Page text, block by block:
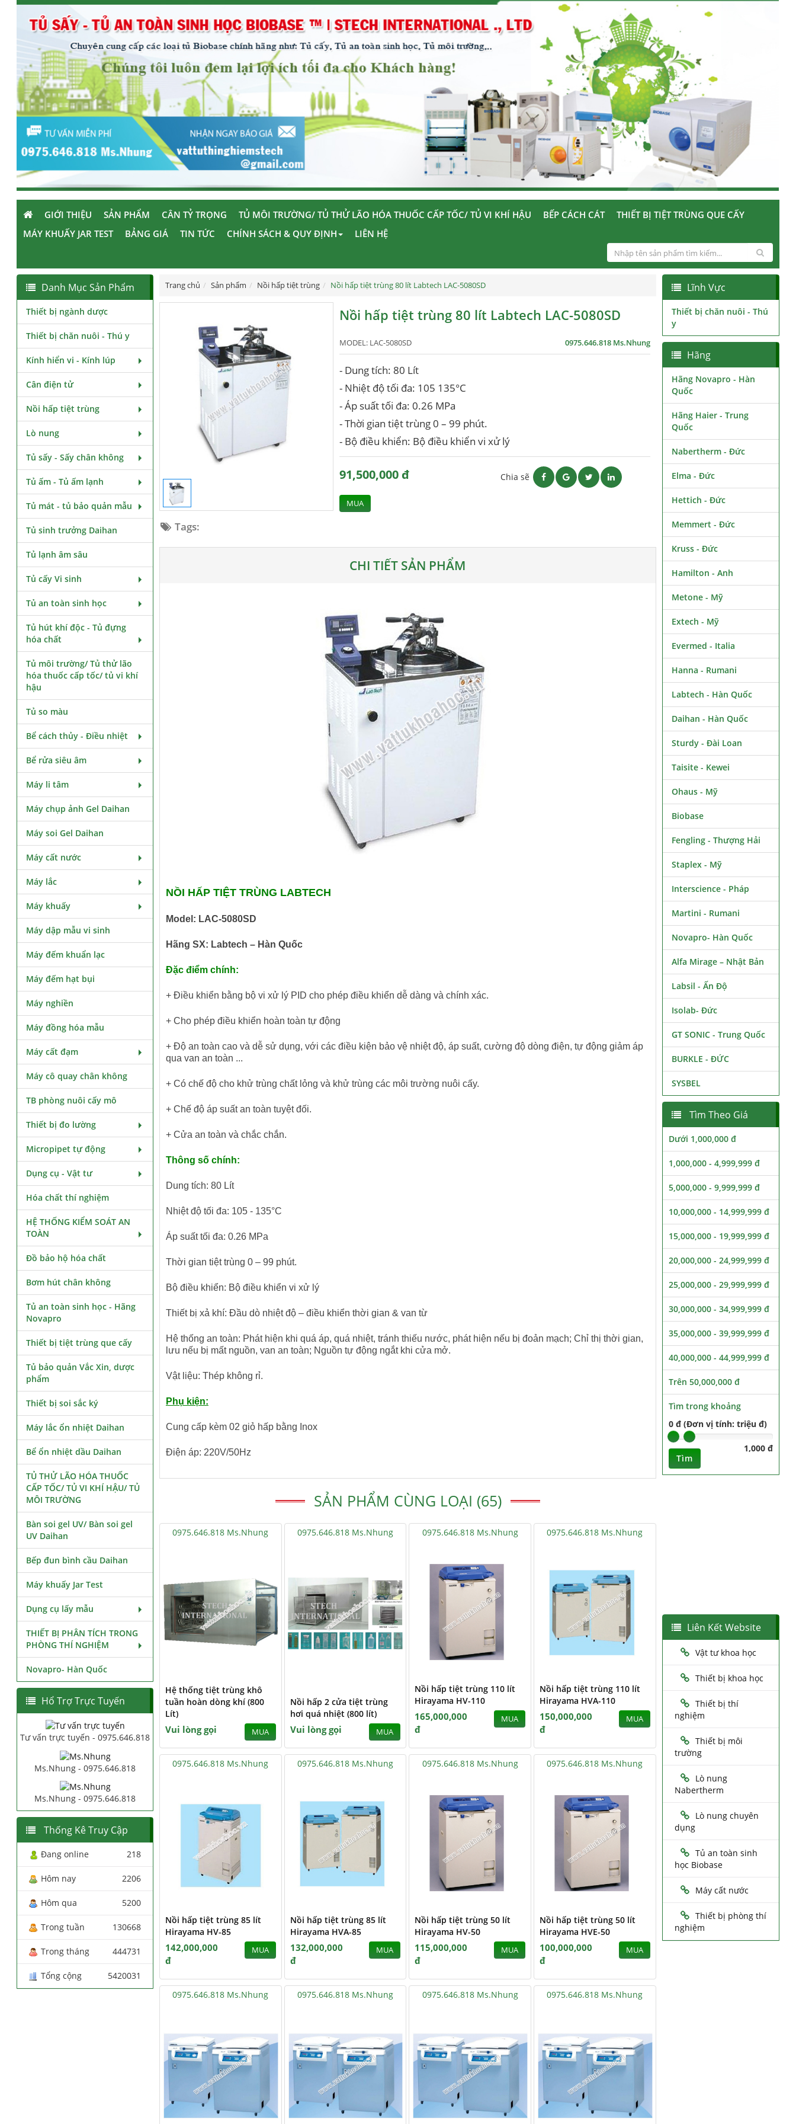
GIỚI THIỆU SẢN PHẨM CÂN TỶ TRỌNG TỦ MÔI TRƯỜNG/ TỦ THỬ LÃO HÓA THUỐC CẤP TỐC/ TỦ VI KHÍ HẬU BẾP CÁCH CÁT
THIẾT BỊ TIỆT TRÙNG QUE CẤY
MÁY KHUẤY JAR TEST
BẢNG GIÁ TIN TỨC CHÍNH SÁCH & QUY ĐỊNH LIÊN HỆ
Trang chủ Sản phẩm Nồi hấp tiệt trùng Nồi hấp tiệt trùng 80 lít Labtech LAC-5080SD
Nồi hấp tiệt trùng 80 lít Labtech LAC-5080SD
MODEL: LAC-5080SD 0975.646.818 Ms.Nhung
- Dung tích: 80 Lít
- Nhiệt độ tối đa: 105 135°C
- Áp suất tối đa: 0.26 MPa
- Thời gian tiệt trùng 0 – 99 phút.
- Bộ điều khiển: Bộ điều khiển vi xử lý
91,500,000 đ
MUA
Chia sẽ
Tags:
CHI TIẾT SẢN PHẨM
NỒI HẤP TIỆT TRÙNG LABTECH
Model: LAC-5080SD
Hãng SX: Labtech – Hàn Quốc
Đặc điểm chính:
+ Điều khiển bằng bộ vi xử lý PID cho phép điều khiển dễ dàng và chính xác.
+ Cho phép điều khiển hoàn toàn tự động
+ Độ an toàn cao và dễ sử dụng, với các điều kiện bảo vệ nhiệt độ, áp suất, cường độ dòng điện, tự động giảm áp
qua van an toàn ...
+ Có chế độ cho khử trùng chất lỏng và khử trùng các môi trường nuôi cấy.
+ Chế độ áp suất an toàn tuyệt đối.
+ Cửa an toàn và chắc chắn.
Thông số chính:
Dung tích: 80 Lít
Nhiệt độ tối đa: 105 - 135°C
Áp suất tối đa: 0.26 MPa
Thời gian tiệt trùng 0 – 99 phút.
Bộ điều khiển: Bộ điều khiển vi xử lý
Thiết bị xả khí: Đầu dò nhiệt độ – điều khiển thời gian & van từ
Hệ thống an toàn: Phát hiện khi quá áp, quá nhiệt, tránh thiếu nước, phát hiện nếu bị đoản mạch; Chỉ thị thời gian,
lưu nếu bị mất nguồn, van an toàn; Nguồn tự động ngắt khi cửa mở.
Vật liệu: Thép không rỉ.
Phụ kiện:
Cung cấp kèm 02 giỏ hấp bằng Inox
Điện áp: 220V/50Hz
SẢN PHẨM CÙNG LOẠI (65)
0975.646.818 Ms.Nhung
Hệ thống tiệt trùng khô
tuần hoàn dòng khí (800
Lít)
Vui lòng gọi MUA
0975.646.818 Ms.Nhung
Nồi hấp 2 cửa tiệt trùng
hơi quá nhiệt (800 lít)
Vui lòng gọi MUA
0975.646.818 Ms.Nhung
Nồi hấp tiệt trùng 110 lít
Hirayama HV-110
165,000,000
đ
MUA
0975.646.818 Ms.Nhung
Nồi hấp tiệt trùng 110 lít
Hirayama HVA-110
150,000,000
đ
MUA
0975.646.818 Ms.Nhung
Nồi hấp tiệt trùng 85 lít
Hirayama HV-85
142,000,000
đ
MUA
0975.646.818 Ms.Nhung
Nồi hấp tiệt trùng 85 lít
Hirayama HVA-85
132,000,000
đ
MUA
0975.646.818 Ms.Nhung
Nồi hấp tiệt trùng 50 lít
Hirayama HV-50
115,000,000
đ
MUA
0975.646.818 Ms.Nhung
Nồi hấp tiệt trùng 50 lít
Hirayama HVE-50
100,000,000
đ
MUA
0975.646.818 Ms.Nhung 0975.646.818 Ms.Nhung 0975.646.818 Ms.Nhung 0975.646.818 Ms.Nhung
Danh Mục Sản Phẩm
Thiết bị ngành dược
Thiết bị chăn nuôi - Thú y
Kính hiển vi - Kính lúp
Cân điện tử
Nồi hấp tiệt trùng
Lò nung
Tủ sấy - Sấy chân không
Tủ ấm - Tủ ấm lạnh
Tủ mát - tủ bảo quản mẫu
Tủ sinh trưởng Daihan
Tủ lạnh âm sâu
Tủ cấy Vi sinh
Tủ an toàn sinh học
Tủ hút khí độc - Tủ đựng
hóa chất
Tủ môi trường/ Tủ thử lão
hóa thuốc cấp tốc/ tủ vi khí
hậu
Tủ so màu
Bể cách thủy - Điều nhiệt
Bể rửa siêu âm
Máy li tâm
Máy chụp ảnh Gel Daihan
Máy soi Gel Daihan
Máy cất nước
Máy lắc
Máy khuấy
Máy dập mẫu vi sinh
Máy đếm khuẩn lạc
Máy đếm hạt bụi
Máy nghiền
Máy đồng hóa mẫu
Máy cất đạm
Máy cô quay chân không
TB phòng nuôi cấy mô
Thiết bị đo lường
Micropipet tự động
Dụng cụ - Vật tư
Hóa chất thí nghiệm
HỆ THỐNG KIỂM SOÁT AN
TOÀN
Đồ bảo hộ hóa chất
Bơm hút chân không
Tủ an toàn sinh học - Hãng
Novapro
Thiết bị tiệt trùng que cấy
Tủ bảo quản Vắc Xin, dược
phẩm
Thiết bị soi sắc ký
Máy lắc ổn nhiệt Daihan
Bể ổn nhiệt dầu Daihan
TỦ THỬ LÃO HÓA THUỐC
CẤP TỐC/ TỦ VI KHÍ HẬU/ TỦ
MÔI TRƯỜNG
Bàn soi gel UV/ Bàn soi gel
UV Daihan
Bếp đun bình cầu Daihan
Máy khuấy Jar Test
Dụng cụ lấy mẫu
THIẾT BỊ PHÂN TÍCH TRONG
PHÒNG THÍ NGHIỆM
Novapro- Hàn Quốc
Hổ Trợ Trực Tuyến
Tư vấn trực tuyến - 0975.646.818
Ms.Nhung - 0975.646.818
Ms.Nhung - 0975.646.818
Thống Kê Truy Cập
Đang online 218
Hôm nay 2206
Hôm qua 5200
Trong tuần 130668
Trong tháng 444731
Tổng cộng 5420031
Lĩnh Vực
Thiết bị chăn nuôi - Thú
y
Hãng
Hãng Novapro - Hàn
Quốc
Hãng Haier - Trung
Quốc
Nabertherm - Đức
Elma - Đức
Hettich - Đức
Memmert - Đức
Kruss - Đức
Hamilton - Anh
Metone - Mỹ
Extech - Mỹ
Evermed - Italia
Hanna - Rumani
Labtech - Hàn Quốc
Daihan - Hàn Quốc
Sturdy - Đài Loan
Taisite - Kewei
Ohaus - Mỹ
Biobase
Fengling - Thượng Hải
Staplex - Mỹ
Interscience - Pháp
Martini - Rumani
Novapro- Hàn Quốc
Alfa Mirage – Nhật Bản
Labsil - Ấn Độ
Isolab- Đức
GT SONIC - Trung Quốc
BURKLE - ĐỨC
SYSBEL
Tìm Theo Giá
Dưới 1,000,000 đ
1,000,000 - 4,999,999 đ
5,000,000 - 9,999,999 đ
10,000,000 - 14,999,999 đ
15,000,000 - 19,999,999 đ
20,000,000 - 24,999,999 đ
25,000,000 - 29,999,999 đ
30,000,000 - 34,999,999 đ
35,000,000 - 39,999,999 đ
40,000,000 - 44,999,999 đ
Trên 50,000,000 đ
Tìm trong khoảng
0 đ (Đơn vị tính: triệu đ)
1,000 đ
Tìm
Liên Kết Website
Vật tư khoa học
Thiết bị khoa học
Thiết bị thí
nghiệm
Thiết bị môi
trường
Lò nung
Nabertherm
Lò nung chuyên
dụng
Tủ an toàn sinh
học Biobase
Máy cất nước
Thiết bị phòng thí
nghiệm